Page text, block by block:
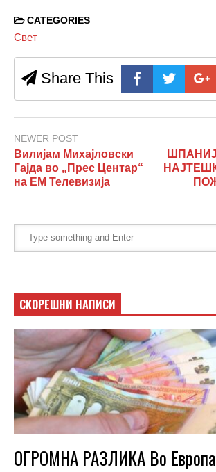
CATEGORIES
Свет
Share This
NEWER POST
Вилијам Михајловски
Гајда во „Прес Центар“
на ЕМ Телевизија
СКОРЕШНИ НАПИСИ
ОГРОМНА РАЗЛИКА Во Европа